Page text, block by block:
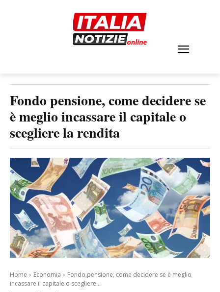
Fondo pensione, come decidere se
è meglio incassare il capitale o
scegliere la rendita
Home Economia
Fondo pensione, come decidere se è meglio
incassare il capitale o scegliere...